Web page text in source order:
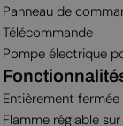
Panneau de
Télécommande
Pompe électrique
Entièrement
Flamme réglable